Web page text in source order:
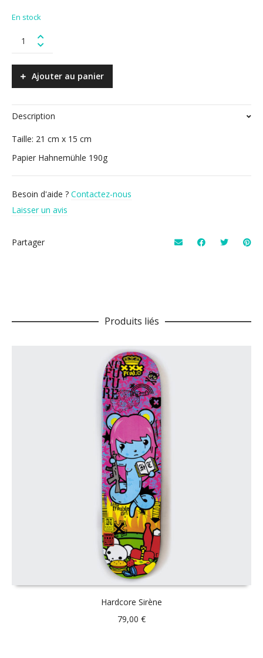
En stock
tirage
quantity
Ajouter au panier
Description
Taille: 21 cm x 15 cm
Papier Hahnemühle 190g
Besoin d'aide ? Contactez-nous
Laisser un avis
Partager
Produits liés
Hardcore Sirène
79,00 €